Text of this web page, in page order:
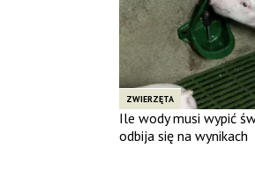
ZWIERZĘTA
Ile wody musi wypić
odbija się na wynikach